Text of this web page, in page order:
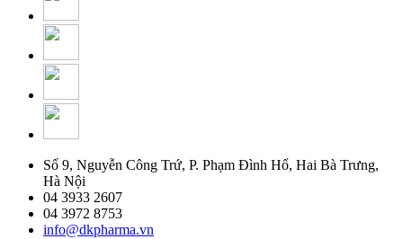
Số 9, Nguyễn Công Trứ, P. Phạm Đình Hổ, Hai Bà Trưng,
Hà Nội
04 3933 2607
04 3972 8753
info@dkpharma.vn